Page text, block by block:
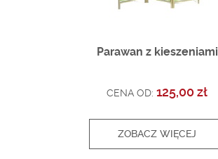
Parawan z kieszeniami
CENA OD: 125,00 zł
ZOBACZ WIĘCEJ